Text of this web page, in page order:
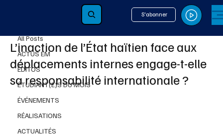
S'abonner
All Posts
ACTUS EM
ÉDITOS
ÉTUDIANT(E)S DU MOIS
ÉVÉNEMENTS
RÉALISATIONS
ACTUALITÉS
L’inaction de l’État haïtien face aux
déplacements internes engage-t-elle
sa responsabilité internationale ?